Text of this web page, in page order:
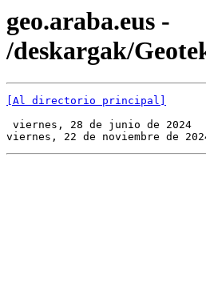
geo.araba.eus -
/deskargak/
[Al directorio principal]
viernes, 28 de junio de
viernes, 22 de noviembre de